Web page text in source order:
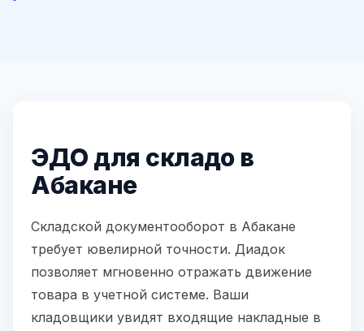
ЭДО для складо в
Абакане
Складской документооборот в Абакане
требует ювелирной точности. Диадок
позволяет мгновенно отражать движение
товара в учетной системе. Ваши
кладовщики увидят входящие накладные в